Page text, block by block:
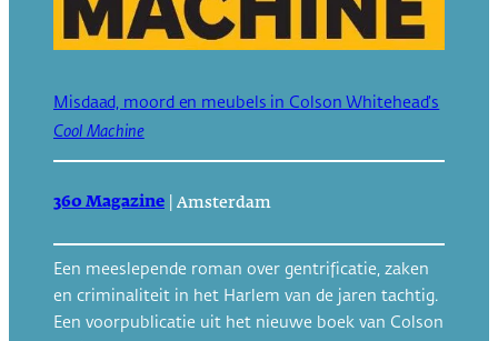
Misdaad, moord en meubels in Colson Whitehead’s
Cool Machine
360 Magazine Amsterdam
Een meeslepende roman over gentrificatie, zaken
en criminaliteit in het Harlem van de jaren tachtig.
Een voorpublicatie uit het nieuwe boek van Colson